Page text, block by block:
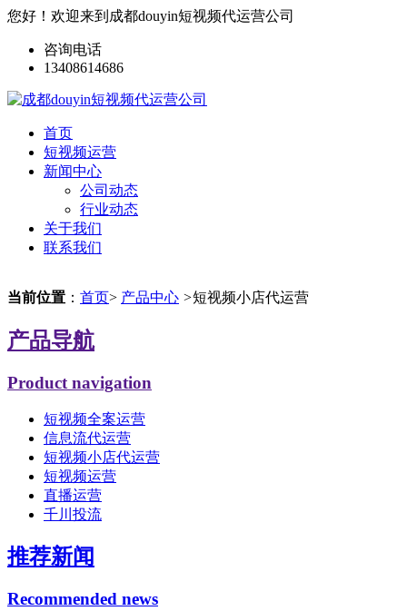
您好！欢迎来到成都douyin短视频代运营公司
咨询电话
13408614686
首页
短视频运营
新闻中心
公司动态
行业动态
关于我们
联系我们
当前位置 ： 首页> 产品中心 >短视频小店代运营
产品导航
Product navigation
短视频全案运营
信息流代运营
短视频小店代运营
短视频运营
直播运营
千川投流
推荐新闻
Recommended news